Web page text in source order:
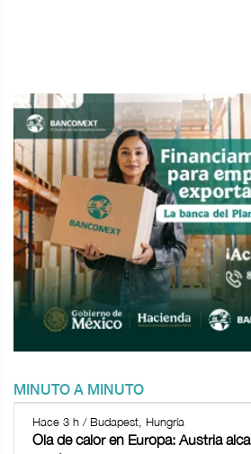
MINUTO A MINUTO
Hace 3 h / Budapest, Hungría
Ola de calor en Europa: Austria